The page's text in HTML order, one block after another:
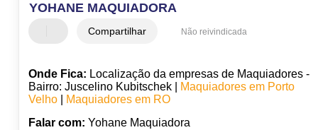
YOHANE MAQUIADORA
Compartilhar Não reivindicada
Onde Fica: Localização da empresas de Maquiadores -
Bairro: Juscelino Kubitschek |
Maquiadores em Porto
Velho|
Maquiadores em RO
Falar com: Yohane Maquiadora